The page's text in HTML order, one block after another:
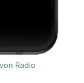
Radio